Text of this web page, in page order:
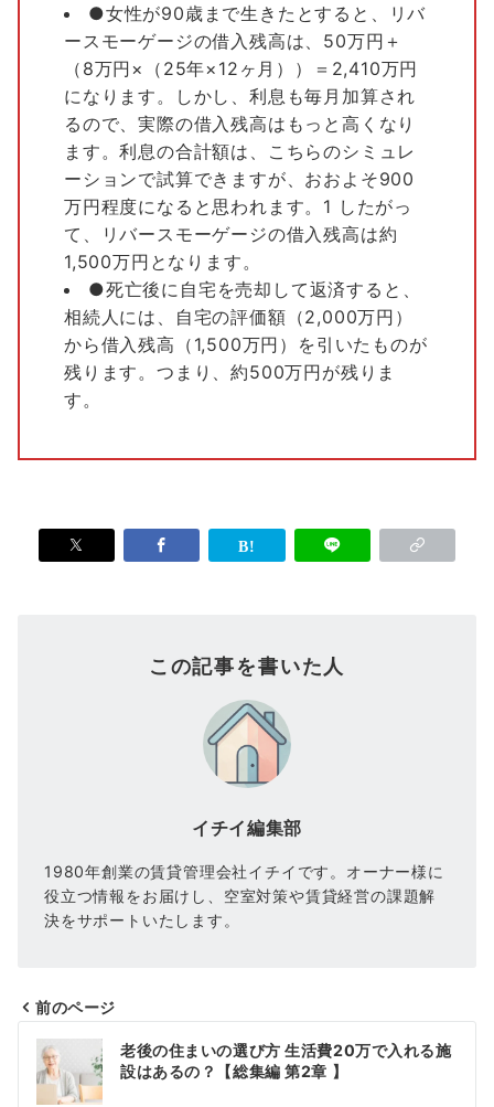
●女性が90歳まで生きたとすると、リバ
ースモーゲージの借入残高は、50万円＋
（8万円×（25年×12ヶ月））＝2,410万円
になります。しかし、利息も毎月加算され
るので、実際の借入残高はもっと高くなり
ます。利息の合計額は、こちらのシミュレ
ーションで試算できますが、おおよそ900
万円程度になると思われます。1 したがっ
て、リバースモーゲージの借入残高は約
1,500万円となります。
●死亡後に自宅を売却して返済すると、
相続人には、自宅の評価額（2,000万円）
から借入残高（1,500万円）を引いたものが
残ります。つまり、約500万円が残りま
す。
この記事を書いた人
イチイ編集部
1980年創業の賃貸管理会社イチイです。オーナー様に
役立つ情報をお届けし、空室対策や賃貸経営の課題解
決をサポートいたします。
投
稿
前のページ
老後の住まいの選び方 生活費20万で入れる施
設はあるの？【総集編 第2章 】